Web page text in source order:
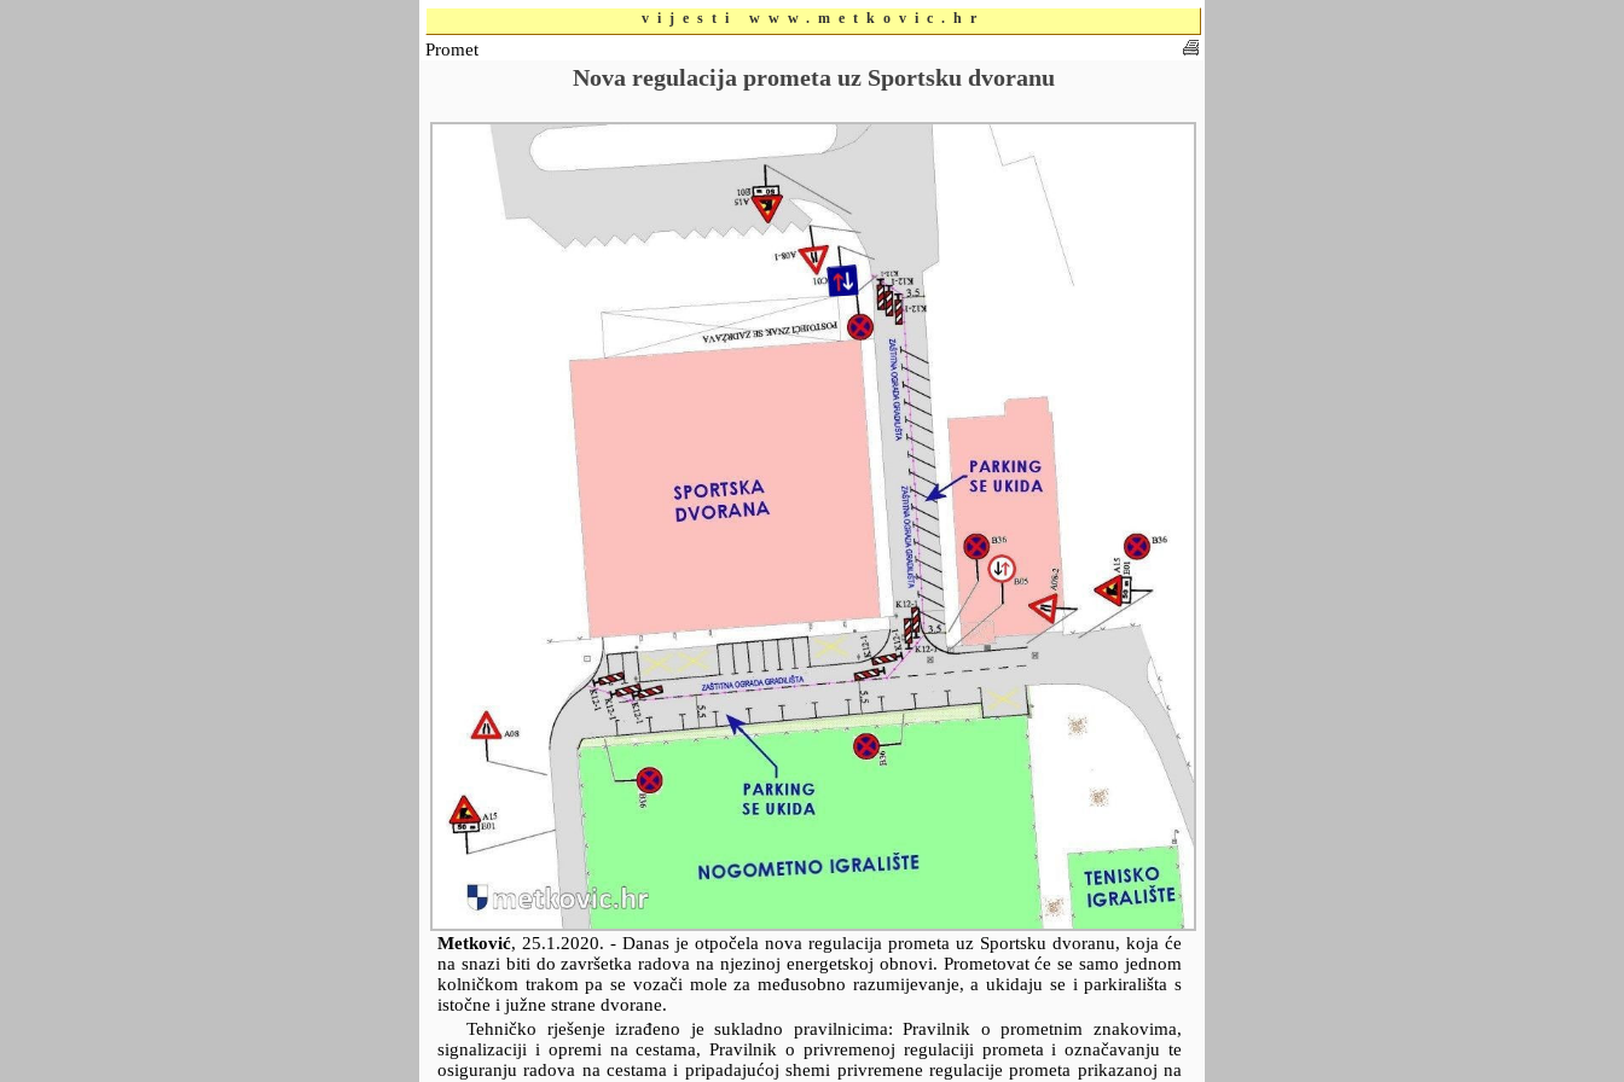
vijesti www.metkovic.hr
Promet
Nova regulacija prometa uz Sportsku dvoranu
Metković, 25.1.2020. - Danas je otpočela nova regulacija prometa uz Sportsku dvoranu, koja će
na snazi biti do završetka radova na njezinoj energetskoj obnovi. Prometovat će se samo jednom
kolničkom trakom pa se vozači mole za međusobno razumijevanje, a ukidaju se i parkirališta s
istočne i južne strane dvorane.
Tehničko rješenje izrađeno je sukladno pravilnicima: Pravilnik o prometnim znakovima,
signalizaciji i opremi na cestama, Pravilnik o privremenoj regulaciji prometa i označavanju te
osiguranju radova na cestama i pripadajućoj shemi privremene regulacije prometa prikazanoj na